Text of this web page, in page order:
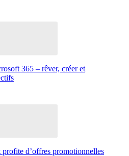
365 – rêver, créer et
d’offres promotionnelles